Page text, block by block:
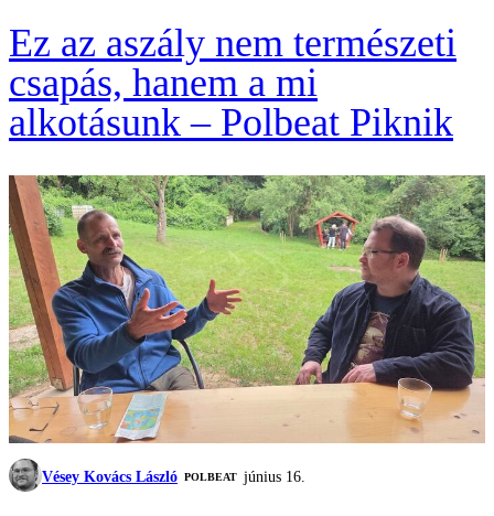
Ez az aszály nem természeti
csapás, hanem a mi
alkotásunk – Polbeat Piknik
Vésey Kovács László ‎POLBEAT június 16.